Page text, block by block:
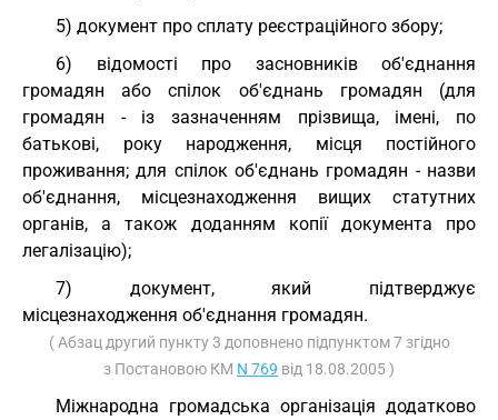
5) документ про сплату реєстраційного збору;
6) відомості про засновників об'єднання
громадян або спілок об'єднань громадян (для
громадян - із зазначенням прізвища, імені, по
батькові, року народження, місця постійного
проживання; для спілок об'єднань громадян - назви
об'єднання, місцезнаходження вищих статутних
органів, а також доданням копії документа про
легалізацію);
7) документ, який підтверджує
місцезнаходження об'єднання громадян.
( Абзац другий пункту 3 доповнено підпунктом 7 згідно
з Постановою КМ N 769 від 18.08.2005 )
Міжнародна громадська організація додатково